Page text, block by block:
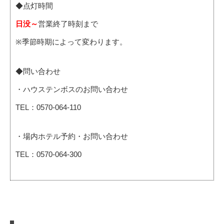
◆点灯時間
日没～営業終了時刻まで
※季節時期によって変わります。
◆問い合わせ
・ハウステンボスのお問い合わせ
TEL：0570-064-110
・場内ホテル予約・お問い合わせ
TEL：0570-064-300